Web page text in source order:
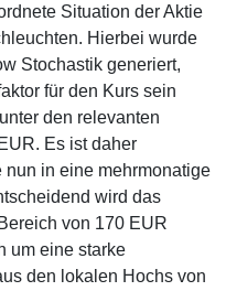
Situation der Aktie
Hierbei wurde
Stochastik generiert,
für den Kurs sein
den relevanten
Es ist daher
in eine mehrmonatige
wird das
von 170 EUR
um eine starke
den lokalen Hochs von